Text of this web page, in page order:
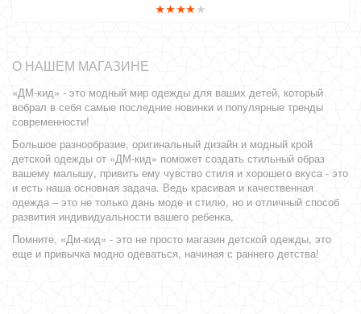
О НАШЕМ МАГАЗИНЕ
«ДМ-кид» - это модный мир одежды для ваших детей, который
вобрал в себя самые последние новинки и популярные тренды
современности!
Большое разнообразие, оригинальный дизайн и модный крой
детской одежды от «ДМ-кид» поможет создать стильный образ
вашему малышу, привить ему чувство стиля и хорошего вкуса - это
и есть наша основная задача. Ведь красивая и качественная
одежда – это не только дань моде и стилю, но и отличный способ
развития индивидуальности вашего ребенка.
Помните, «Дм-кид» - это не просто магазин детской одежды, это
еще и привычка модно одеваться, начиная с раннего детства!